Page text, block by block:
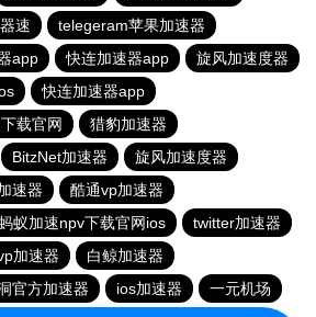
速
telegeram苹果加速器
app 快连加速器app
旋风加速度器
快连加速器app
载官网
猎豹加速器
BitzNet加速器
旋风加速度器
速器
酷通vp加速器
蚁加速npv下载官网ios
twitter加速器
加速器
白鲸加速器
官方加速器 ios加速器
一元机场